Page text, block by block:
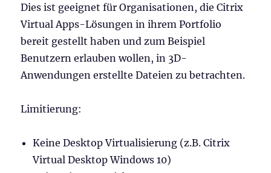
Dies ist geeignet für Organisationen, die Citrix
Virtual Apps-Lösungen in ihrem Portfolio
bereit gestellt haben und zum Beispiel
Benutzern erlauben wollen, in 3D-
Anwendungen erstellte Dateien zu betrachten.
Limitierung:
Keine Desktop Virtualisierung (z.B. Citrix
Virtual Desktop Windows 10)